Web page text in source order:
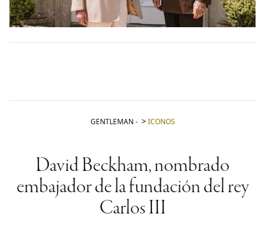
GENTLEMAN - ICONOS
David Beckham, nombrado
embajador de la fundación del rey
Carlos III